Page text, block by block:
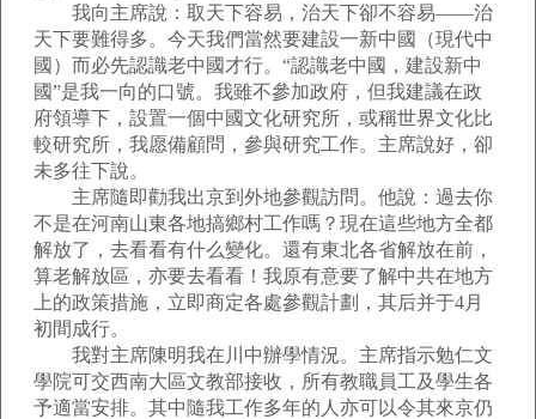
我向主席說：取天下容易，治天下卻不容易——治
天下要難得多。今天我們當然要建設一新中國（現代中
國）而必先認識老中國才行。“認識老中國，建設新中
國”是我一向的口號。我雖不參加政府，但我建議在政
府領導下，設置一個中國文化研究所，或稱世界文化比
較研究所，我愿備顧問，參與研究工作。主席說好，卻
未多往下說。
主席隨即勸我出京到外地參觀訪問。他說：過去你
不是在河南山東各地搞鄉村工作嗎？現在這些地方全都
解放了，去看看有什么變化。還有東北各省解放在前，
算老解放區，亦要去看看！我原有意要了解中共在地方
上的政策措施，立即商定各處參觀計劃，其后并于4月
初間成行。
我對主席陳明我在川中辦學情況。主席指示勉仁文
學院可交西南大區文教部接收，所有教職員工及學生各
予適當安排。其中隨我工作多年的人亦可以令其來京仍